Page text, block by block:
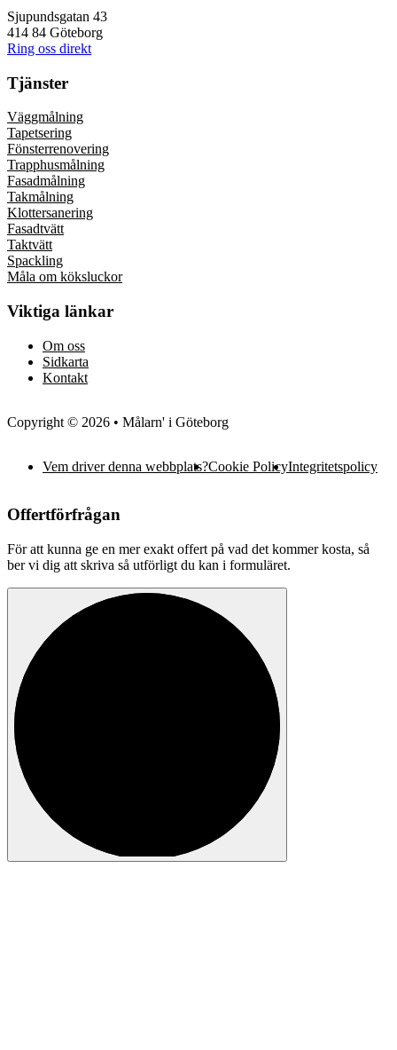
Sjupundsgatan 43
414 84 Göteborg
Ring oss direkt
Tjänster
Väggmålning
Tapetsering
Fönsterrenovering
Trapphusmålning
Fasadmålning
Takmålning
Klottersanering
Fasadtvätt
Taktvätt
Spackling
Måla om köksluckor
Viktiga länkar
Om oss
Sidkarta
Kontakt
Copyright © 2026 • Målarn' i Göteborg
Vem driver denna webbplats?Cookie PolicyIntegritetspolicy
Offertförfrågan
För att kunna ge en mer exakt offert på vad det kommer kosta, så
ber vi dig att skriva så utförligt du kan i formuläret.